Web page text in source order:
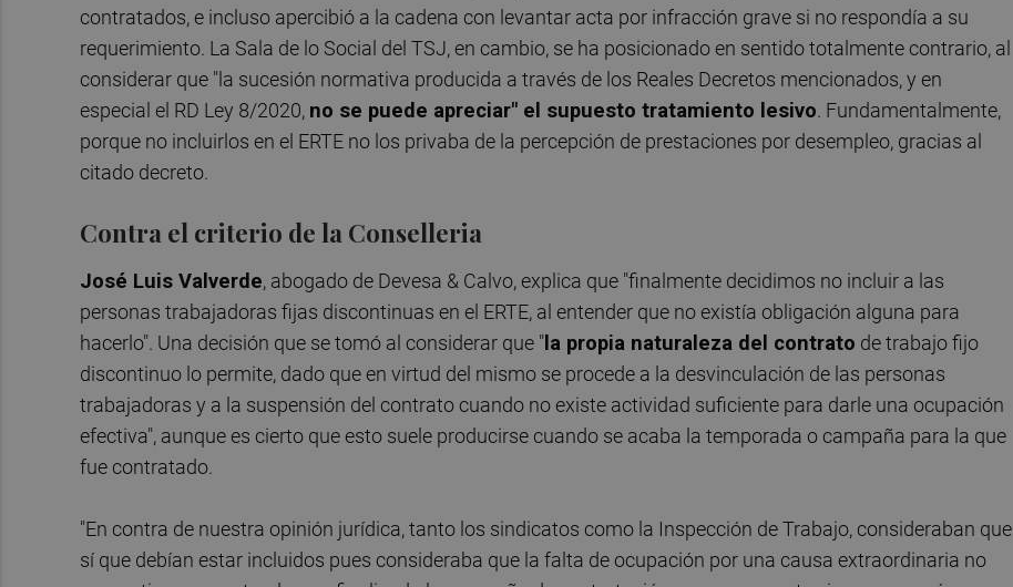
contratados, e incluso apercibió a la cadena con levantar acta por infracción grave si no respondía a su
requerimiento. La Sala de lo Social del TSJ, en cambio, se ha posicionado en sentido totalmente contrario, al
considerar que "la sucesión normativa producida a través de los Reales Decretos mencionados, y en
especial el RD Ley 8/2020, no se puede apreciar" el supuesto tratamiento lesivo. Fundamentalmente,
porque no incluirlos en el ERTE no los privaba de la percepción de prestaciones por desempleo, gracias al
citado decreto.
Contra el criterio de la Conselleria
José Luis Valverde, abogado de Devesa & Calvo, explica que "finalmente decidimos no incluir a las
personas trabajadoras fijas discontinuas en el ERTE, al entender que no existía obligación alguna para
hacerlo". Una decisión que se tomó al considerar que " la propia naturaleza del contrato de trabajo fijo
discontinuo lo permite, dado que en virtud del mismo se procede a la desvinculación de las personas
trabajadoras y a la suspensión del contrato cuando no existe actividad suficiente para darle una ocupación
efectiva", aunque es cierto que esto suele producirse cuando se acaba la temporada o campaña para la que
fue contratado.
"En contra de nuestra opinión jurídica, tanto los sindicatos como la Inspección de Trabajo, consideraban que
sí que debían estar incluidos pues consideraba que la falta de ocupación por una causa extraordinaria no